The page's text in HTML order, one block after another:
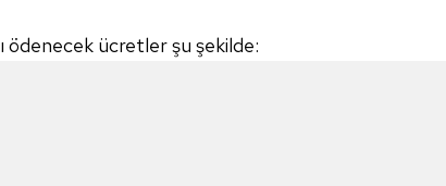
ödenecek ücretler şu şekilde: